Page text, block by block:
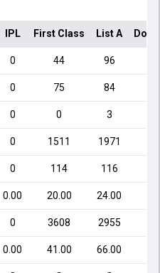
IPL First Class List A
0 44 96
0 75 84
0 0 3
0 1511 1971
0 114 116
0.00 20.00 24.00
0 3608 2955
0.00 41.00 66.00